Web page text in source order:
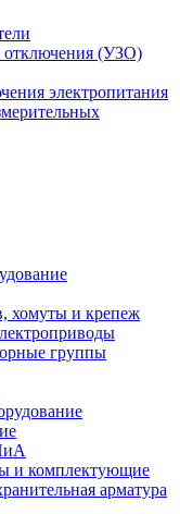
отключения (УЗО)
электропитания
хомуты и крепеж
группы
и комплектующие
арматура